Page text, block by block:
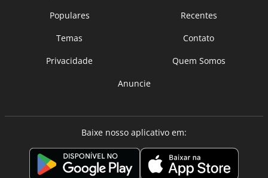
Populares
Recentes
Temas
Contato
Privacidade
Quem Somos
Anuncie
Baixe nosso aplicativo em: